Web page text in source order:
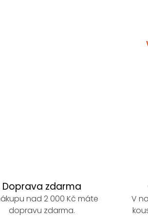
Doprava zdarma
nad 2 000 Kč máte
dopravu zdarma.
V